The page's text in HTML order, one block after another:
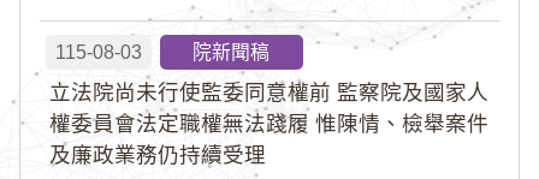
115-08-03 院新聞稿
立法院尚未行使監委同意權前 監察院及國家人
權委員會法定職權無法踐履 惟陳情、檢舉案件
及廉政業務仍持續受理